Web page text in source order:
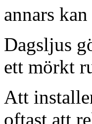
annars
Dagsljus
ett mörkt
Att
oftast att